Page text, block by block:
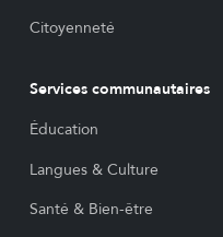
Citoyenneté
Services communautaires
Éducation
Langues & Culture
Santé & Bien-être